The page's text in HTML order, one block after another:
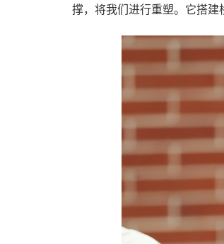
撑，将我们进行重塑。它搭建